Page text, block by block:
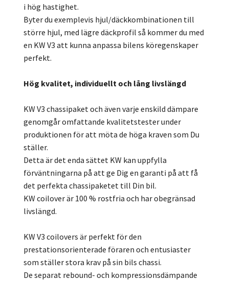
i hög hastighet.
Byter du exemplevis hjul/däckkombinationen till
större hjul, med lägre däckprofil så kommer du med
en KW V3 att kunna anpassa bilens köregenskaper
perfekt.
Hög kvalitet, individuellt och lång livslängd
KW V3 chassipaket och även varje enskild dämpare
genomgår omfattande kvalitetstester under
produktionen för att möta de höga kraven som Du
ställer.
Detta är det enda sättet KW kan uppfylla
förväntningarna på att ge Dig en garanti på att få
det perfekta chassipaketet till Din bil.
KW coilover är 100 % rostfria och har obegränsad
livslängd.
KW V3 coilovers är perfekt för den
prestationsorienterade föraren och entusiaster
som ställer stora krav på sin bils chassi.
De separat rebound- och kompressionsdämpande